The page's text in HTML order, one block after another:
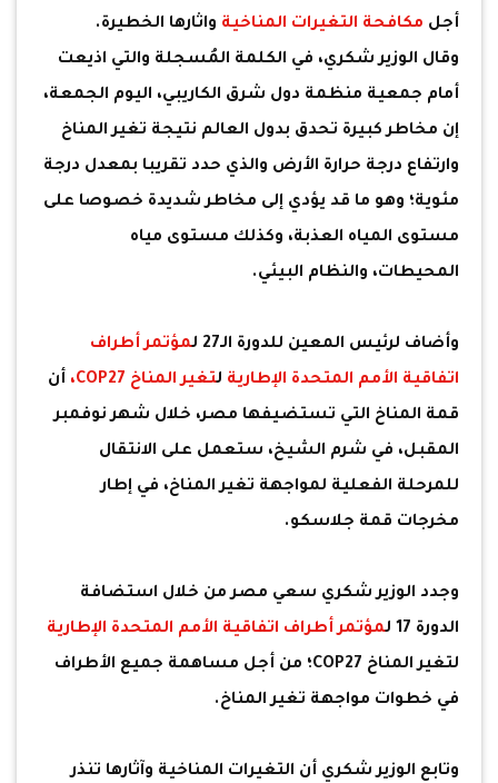
أجل مكافحة التغيرات المناخية واثارها الخطيرة.
وقال الوزير شكري، في الكلمة المُسجلة والتي اذيعت
أمام جمعية منظمة دول شرق الكاريبي، اليوم الجمعة،
إن مخاطر كبيرة تحدق بدول العالم نتيجة تغير المناخ
وارتفاع درجة حرارة الأرض والذي حدد تقريبا بمعدل درجة
مئوية؛ وهو ما قد يؤدي إلى مخاطر شديدة خصوصا على
مستوى المياه العذبة، وكذلك مستوى مياه
المحيطات، والنظام البيئي.
وأضاف لرئيس المعين للدورة الـ27 ل
مؤتمر أطراف
اتفاقية الأمم المتحدة الإطارية لتغير المناخ COP27،
أن
قمة المناخ التي تستضيفها مصر، خلال شهر نوفمبر
المقبل، في شرم الشيخ، ستعمل على الانتقال
للمرحلة الفعلية لمواجهة تغير المناخ، في إطار
مخرجات قمة جلاسكو.
وجدد الوزير شكري سعي مصر من خلال استضافة
الدورة 17 ل
مؤتمر أطراف اتفاقية الأمم المتحدة الإطارية
لتغير المناخ COP27؛ من أجل مساهمة جميع الأطراف
في خطوات مواجهة تغير المناخ.
وتابع الوزير شكري أن التغيرات المناخية وآثارها تنذر